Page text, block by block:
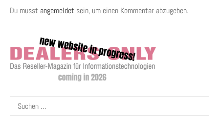
Du musst angemeldet sein, um einen Kommentar abzugeben.
Suchen
nach: